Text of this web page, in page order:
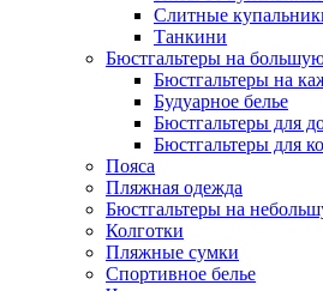
Слитные
Танкини
Бюстгальтеры на
Бюстгальтеры на
Будуарное белье
Бюстгальтеры для
Бюстгальтеры для
Пояса
Пляжная одежда
Бюстгальтеры на
Колготки
Пляжные сумки
Спортивное белье